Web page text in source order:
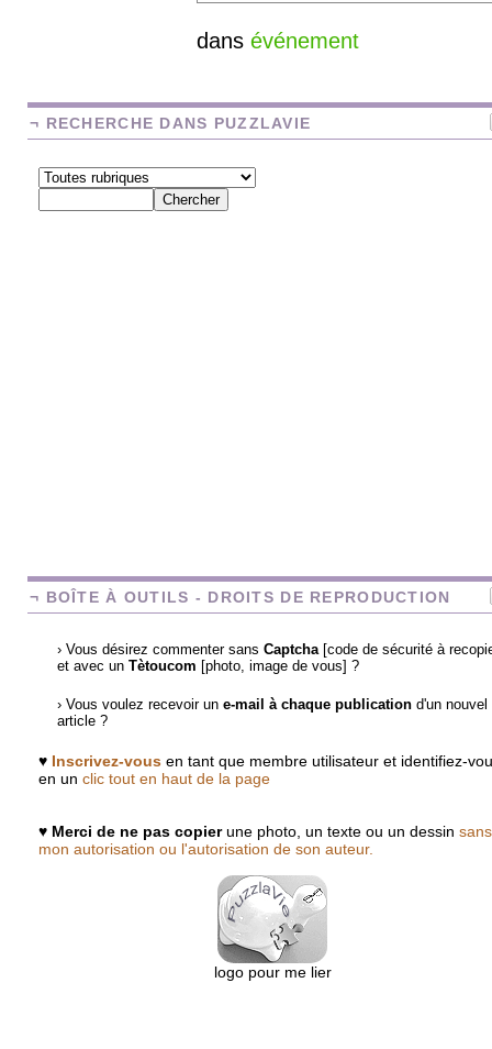
dans événement
¬ RECHERCHE DANS PUZZLAVIE
¬ BOÎTE À OUTILS - DROITS DE REPRODUCTION
› Vous désirez commenter sans Captcha[code de sécurité à
et avec un Tètoucom [photo, image de vous] ?
› Vous voulez recevoir un e-mail à chaque publication d'un nouvel
article ?
♥ Inscrivez-vous en tant que membre utilisateur et identifiez-
en un clic tout en haut de la page
♥ Merci de ne pas copierune photo, un texte ou un dessin sans
mon autorisation ou l'autorisation de son auteur.
logo pour me lier